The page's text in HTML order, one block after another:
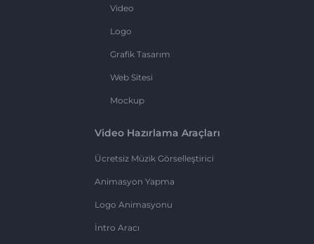
Video
Logo
Grafik Tasarım
Web Sitesi
Mockup
Video Hazırlama Araçları
Ücretsiz Müzik Görselleştirici
Animasyon Yapma
Logo Animasyonu
İntro Aracı